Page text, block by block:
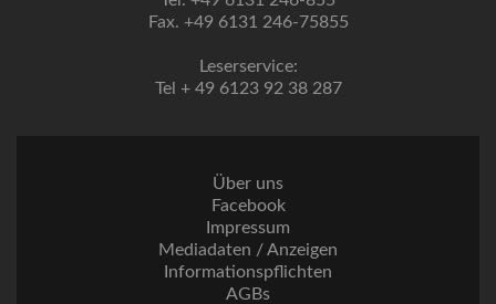
Fax. +49 6131 246-75855
Leserservice:
Tel + 49 6123 92 38 287
Über uns
Facebook
Impressum
Mediadaten / Anzeigen
Informationspflichten
AGBs